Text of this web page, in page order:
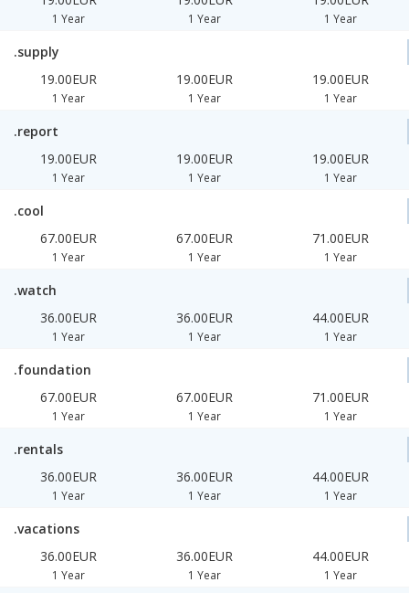
1 Year 1 Year 1 Year
.supply
19.00EUR
1 Year
19.00EUR
1 Year
19.00EUR
1 Year
.report
19.00EUR
1 Year
19.00EUR
1 Year
19.00EUR
1 Year
.cool
67.00EUR
1 Year
67.00EUR
1 Year
71.00EUR
1 Year
.watch
36.00EUR
1 Year
36.00EUR
1 Year
44.00EUR
1 Year
.foundation
67.00EUR
1 Year
67.00EUR
1 Year
71.00EUR
1 Year
.rentals
36.00EUR
1 Year
36.00EUR
1 Year
44.00EUR
1 Year
.vacations
36.00EUR
1 Year
36.00EUR
1 Year
44.00EUR
1 Year